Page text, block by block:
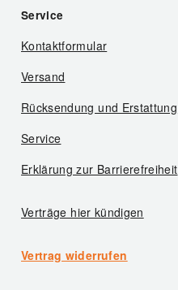
Service
Kontaktformular
Versand
Rücksendung und Erstattung
Service
Erklärung zur Barrierefreiheit
Verträge hier kündigen
Vertrag widerrufen